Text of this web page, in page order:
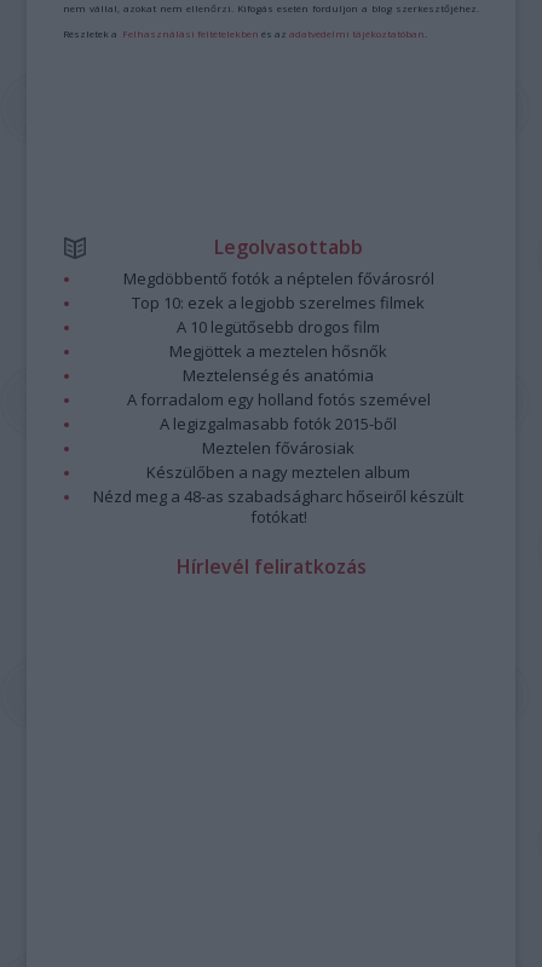
nem vállal, azokat nem ellenőrzi. Kifogás esetén forduljon a blog szerkesztőjéhez.
Részletek a Felhasználási feltételekben és azadatvédelmi tájékoztatóban
Legolvasottabb
Megdöbbentő fotók a néptelen fővárosról
Top 10: ezek a legjobb szerelmes filmek
A 10 legütősebb drogos film
Megjöttek a meztelen hősnők
Meztelenség és anatómia
A forradalom egy holland fotós szemével
A legizgalmasabb fotók 2015-ből
Meztelen fővárosiak
Készülőben a nagy meztelen album
Nézd meg a 48-as szabadságharc hőseiről készült
fotókat!
Hírlevél feliratkozás